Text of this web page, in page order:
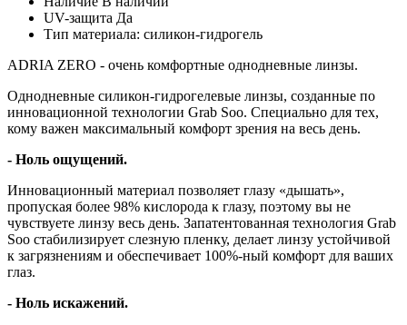
UV-защита Да
Тип материала: силикон-гидрогель
ADRIA ZERO - очень комфортные однодневные линзы.
Однодневные силикон-гидрогелевые линзы, созданные по
инновационной технологии Grab Soo. Специально для тех,
кому важен максимальный комфорт зрения на весь день.
- Ноль ощущений.
Инновационный материал позволяет глазу «дышать»,
пропуская более 98% кислорода к глазу, поэтому вы не
чувствуете линзу весь день. Запатентованная технология Grab
Soo стабилизирует слезную пленку, делает линзу устойчивой
к загрязнениям и обеспечивает 100%-ный комфорт для ваших
глаз.
- Ноль искажений.